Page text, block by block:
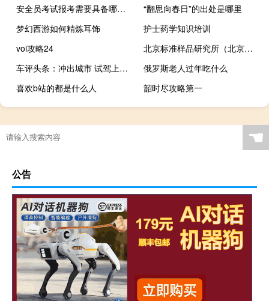
安全员考试报考需要具备哪些条件
“翻思向春日”的出处是哪里
梦幻西游如何精炼耳饰
护士药学知识培训
voi攻略24
北京标准样品研究所（北京标准物质网）
车评头条：冲出城市 试驾上海汽车荣威W5
俄罗斯老人过年吃什么
喜欢b站的都是什么人
韶时尽攻略第一
☚
公告